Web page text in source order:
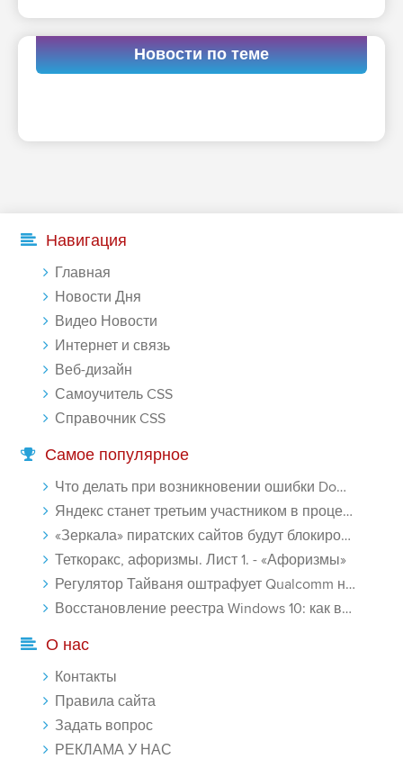
Новости по теме
Навигация
Главная
Новости Дня
Видео Новости
Интернет и связь
Веб-дизайн
Самоучитель CSS
Справочник CSS
Самое популярное
Что делать при возникновении ошибки Download interrupted в Chrome - «Windows»
Яндекс станет третьим участником в процессе ФАС против Google - «Интернет»
«Зеркала» пиратских сайтов будут блокироваться! - «Интернет»
Теткоракс, афоризмы. Лист 1. - «Афоризмы»
Регулятор Тайваня оштрафует Qualcomm на $774 млн - «Новости сети»
Восстановление реестра Windows 10: как восстановить реестр Виндовс 10 - «Windows»
О нас
Контакты
Правила сайта
Задать вопрос
РЕКЛАМА У НАС